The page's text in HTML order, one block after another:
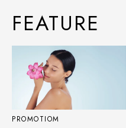
FEATURE
PROMOTIOM